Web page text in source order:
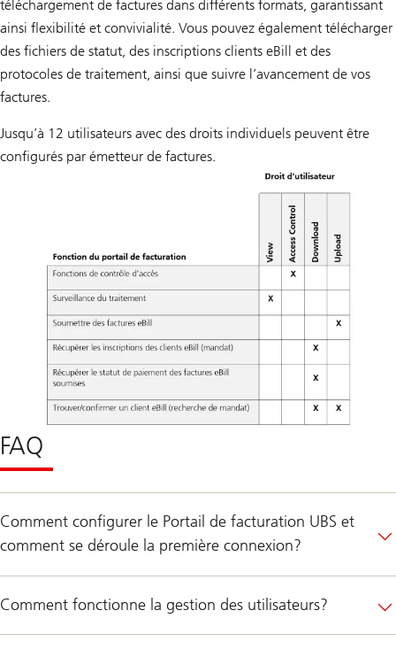
téléchargement de factures dans différents formats, garantissant
ainsi flexibilité et convivialité. Vous pouvez également télécharger
des fichiers de statut, des inscriptions clients eBill et des
protocoles de traitement, ainsi que suivre l’avancement de vos
factures.
Jusqu’à 12 utilisateurs avec des droits individuels peuvent être
configurés par émetteur de factures.
FAQ
Comment configurer le Portail de facturation UBS et
comment se déroule la première connexion?
Comment fonctionne la gestion des utilisateurs?